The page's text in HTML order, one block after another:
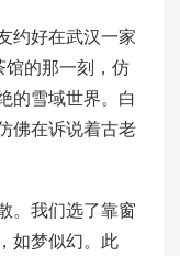
约好在武汉一家
馆的那一刻，仿
的雪域世界。白
佛在诉说着古老
。我们选了靠窗
如梦似幻。此